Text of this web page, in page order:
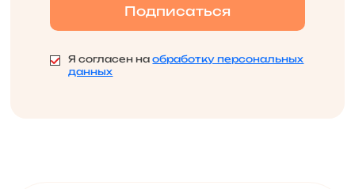
Я согласен наобработку персональных
данных